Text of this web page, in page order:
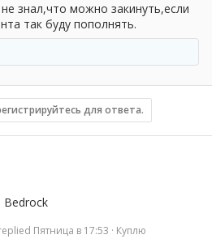
знал,что можно закинуть,если
так буду пополнять.
для ответа.
Bedrock
Куплю
Пятница в 17:53